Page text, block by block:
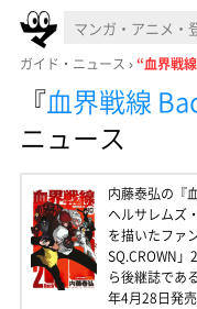
ガイド・ニュース “血界戦
『血界戦線
ニュース
内藤泰弘の『
ヘルサレムズ
を描いたファ
SQ.CROWN
ら後継誌であ
年4月28日発